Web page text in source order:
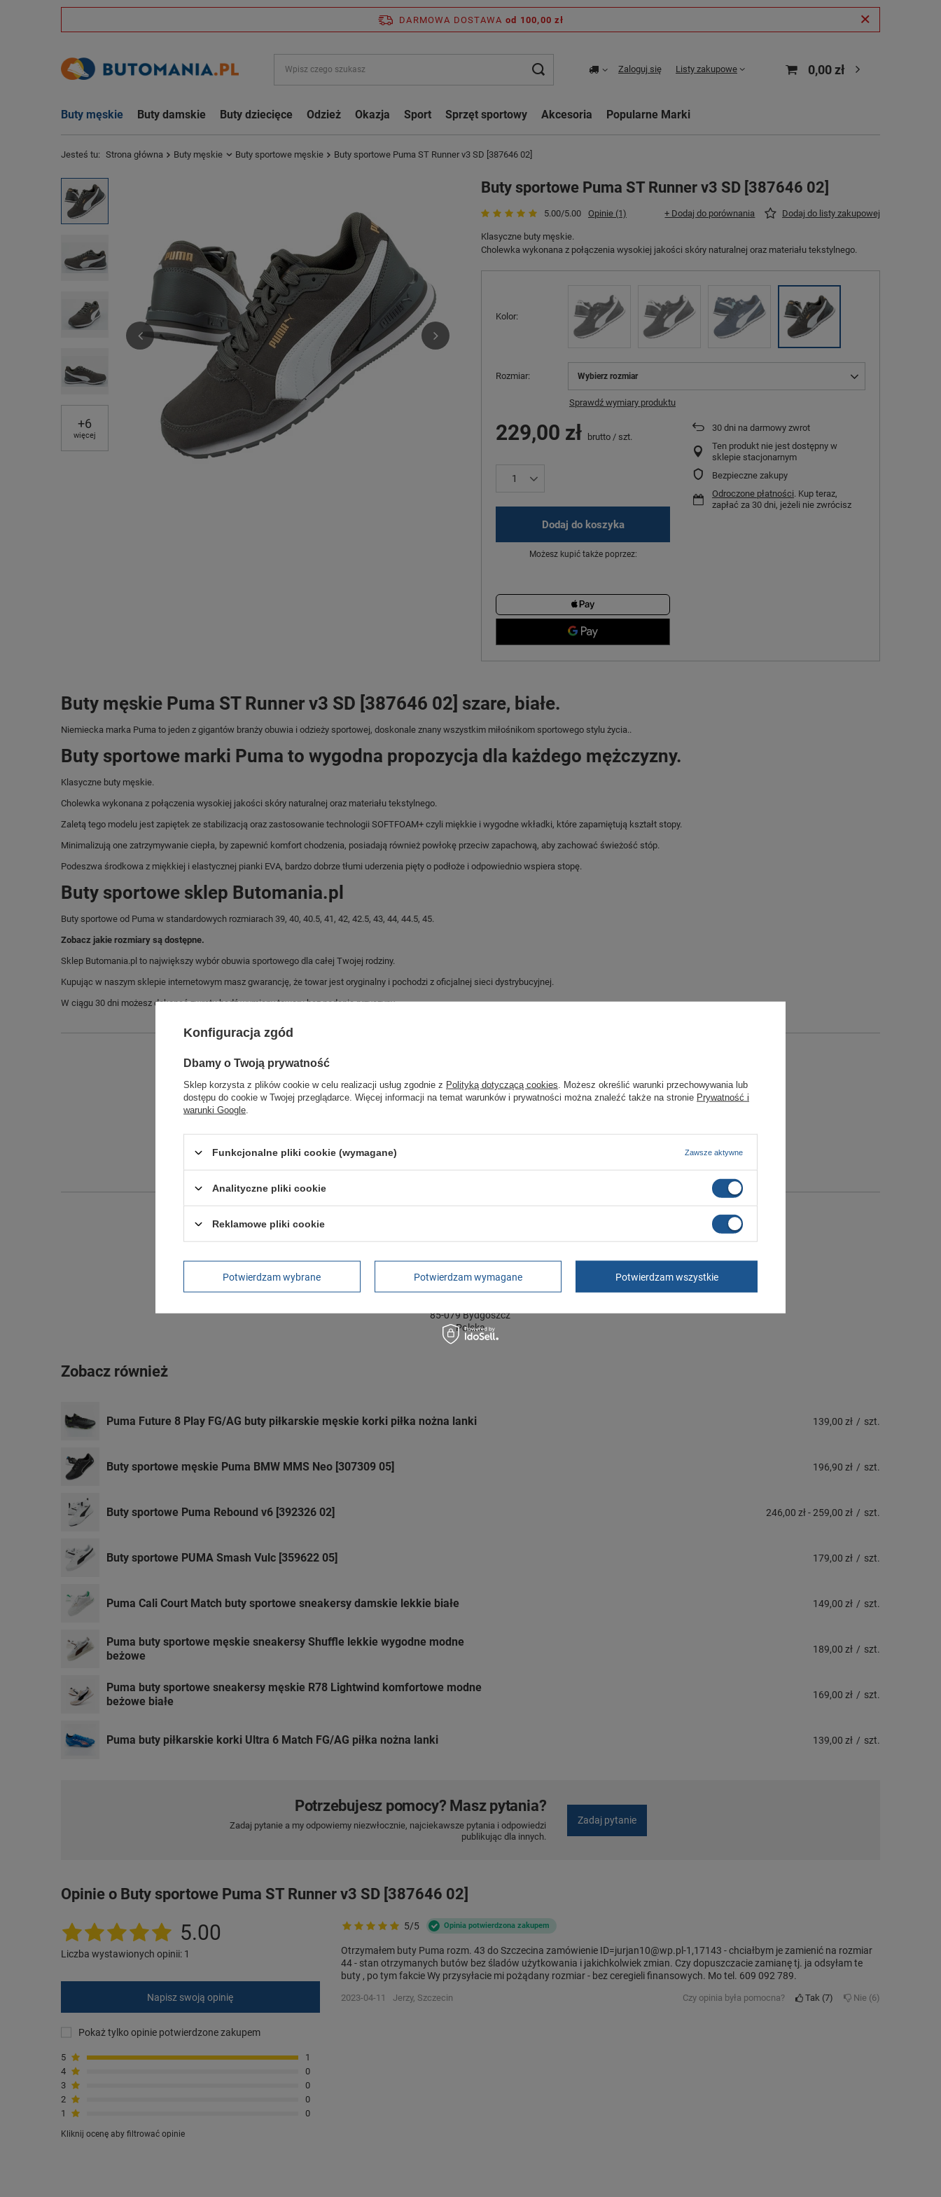
DARMOWA DOSTAWA od 100,00 zł
Zaloguj się Listy zakupowe 0,00 zł
Buty męskie Buty damskie Buty dziecięce Odzież Okazja Sport Sprzęt sportowy Akcesoria Popularne Marki
Jesteś tu: Strona główna Buty męskie Buty sportowe męskie Buty sportowe Puma ST Runner v3 SD [387646 02]
+6
więcej
Buty sportowe Puma ST Runner v3 SD [387646 02]
5.00/5.00 Opinie (1) + Dodaj do porównania Dodaj do listy zakupowej
Klasyczne buty męskie.
Cholewka wykonana z połączenia wysokiej jakości skóry naturalnej oraz materiału tekstylnego.
Kolor
Rozmiar Wybierz rozmiar
Sprawdź wymiary produktu
229,00 zł brutto / szt.
Dodaj do koszyka
Możesz kupić także poprzez:
30 dni na darmowy zwrot
Ten produkt nie jest dostępny w
sklepie stacjonarnym
Bezpieczne zakupy
Odroczone płatności. Kup teraz,
zapłać za 30 dni, jeżeli nie zwrócisz
Buty męskie Puma ST Runner v3 SD [387646 02] szare, białe.
Niemiecka marka Puma to jeden z gigantów branży obuwia i odzieży sportowej, doskonale znany wszystkim miłośnikom sportowego stylu życia..
Buty sportowe marki Puma to wygodna propozycja dla każdego mężczyzny.
Klasyczne buty męskie.
Cholewka wykonana z połączenia wysokiej jakości skóry naturalnej oraz materiału tekstylnego.
Zaletą tego modelu jest zapiętek ze stabilizacją oraz zastosowanie technologii SOFTFOAM+ czyli miękkie i wygodne wkładki, które zapamiętują kształt stopy.
Minimalizują one zatrzymywanie ciepła, by zapewnić komfort chodzenia, posiadają również powłokę przeciw zapachową, aby zachować świeżość stóp.
Podeszwa środkowa z miękkiej i elastycznej pianki EVA, bardzo dobrze tłumi uderzenia pięty o podłoże i odpowiednio wspiera stopę.
Buty sportowe sklep Butomania.pl
Buty sportowe od Puma w standardowych rozmiarach 39, 40, 40.5, 41, 42, 42.5, 43, 44, 44.5, 45.
Zobacz jakie rozmiary są dostępne.
Sklep Butomania.pl to największy wybór obuwia sportowego dla całej Twojej rodziny.
Kupując w naszym sklepie internetowym masz gwarancję, że towar jest oryginalny i pochodzi z oficjalnej sieci dystrybucyjnej.
W ciągu 30 dni możesz dokonać zwrotu bądź wymiany towaru bez podania przyczyny.
Gwarancja Gwarancja
rękojmia wyłączona dla przedsiębiorców
Adres do reklamacji
Butomania.pl
85-079 Bydgoszcz
Polska
Zobacz również
Puma Future 8 Play FG/AG buty piłkarskie męskie korki piłka nożna lanki 139,00 zł / szt.
Buty sportowe męskie Puma BMW MMS Neo [307309 05] 196,90 zł / szt.
Buty sportowe Puma Rebound v6 [392326 02] 246,00 zł-259,00 zł / szt.
Buty sportowe PUMA Smash Vulc [359622 05] 179,00 zł / szt.
Puma Cali Court Match buty sportowe sneakersy damskie lekkie białe 149,00 zł / szt.
Puma buty sportowe męskie sneakersy Shuffle lekkie wygodne modne
beżowe
189,00 zł / szt.
Puma buty sportowe sneakersy męskie R78 Lightwind komfortowe modne
beżowe białe
169,00 zł / szt.
Puma buty piłkarskie korki Ultra 6 Match FG/AG piłka nożna lanki 139,00 zł / szt.
Potrzebujesz pomocy? Masz pytania?
Zadaj pytanie a my odpowiemy niezwłocznie, najciekawsze pytania i odpowiedzi
publikując dla innych.
Zadaj pytanie
Opinie o Buty sportowe Puma ST Runner v3 SD [387646 02]
5.00
Liczba wystawionych opinii: 1
Napisz swoją opinię
Pokaż tylko opinie potwierdzone zakupem
5
1
4
0
3
0
2
0
1
0
Kliknij ocenę aby filtrować opinie
5/5 Opinia potwierdzona zakupem
Otrzymałem buty Puma rozm. 43 do Szczecina zamówienie ID=jurjan10@wp.pl-1,17143 - chciałbym je zamienić na rozmiar
44 - stan otrzymanych butów bez śladów użytkowania i jakichkolwiek zmian. Czy dopuszczacie zamianę tj. ja odsyłam te
buty , po tym fakcie Wy przysyłacie mi pożądany rozmiar - bez ceregieli finansowych. Mo tel. 609 092 789.
2023-04-11 Jerzy, Szczecin Czy opinia była pomocna? Tak 7 Nie 6
Konfiguracja zgód
Dbamy o Twoją prywatność
Sklep korzysta z plików cookie w celu realizacji usług zgodnie z Polityką dotyczącą cookies . Możesz określić warunki przechowywania lub
dostępu do cookie w Twojej przeglądarce. Więcej informacji na temat warunków i prywatności można znaleźć także na stronie Prywatność i
warunki Google
Funkcjonalne pliki cookie (wymagane) Zawsze aktywne
Analityczne pliki cookie
Reklamowe pliki cookie
Potwierdzam wybrane Potwierdzam wymagane Potwierdzam wszystkie